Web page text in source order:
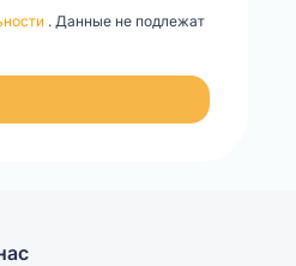
. Данные не подлежат